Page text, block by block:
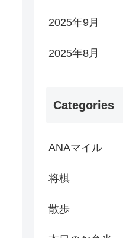
2025年9月
2025年8月
Categories
ANAマイル
将棋
散歩